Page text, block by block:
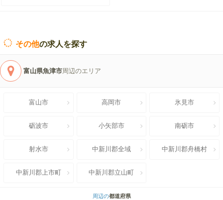
その他の求人を探す
富山県魚津市 周辺のエリア
富山市 高岡市 氷見市
砺波市 小矢部市 南砺市
射水市 中新川郡全域 中新川郡舟橋村
中新川郡上市町 中新川郡立山町
周辺の都道府県